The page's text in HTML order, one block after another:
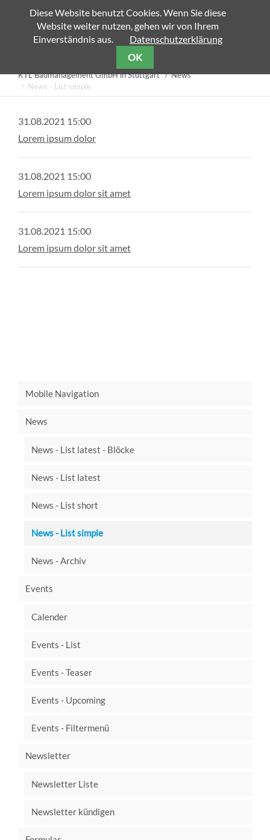
Zielseite
KTL Baumanagement GmbH in Stuttgart
News
News - List simple
31.08.2021 15:00
Lorem ipsum dolor
31.08.2021 15:00
Lorem ipsum dolor sit amet
31.08.2021 15:00
Lorem ipsum dolor sit amet
Mobile Navigation
News
News - List latest - Blöcke
News - List latest
News - List short
News - List simple
News - Archiv
Events
Calender
Events - List
Events - Teaser
Events - Upcoming
Events - Filtermenü
Newsletter
Newsletter Liste
Newsletter kündigen
Diese Website benutzt Cookies. Wenn Sie diese
Website weiter nutzen, gehen wir von Ihrem
Einverständnis aus.
Datenschutzerklärung
OK